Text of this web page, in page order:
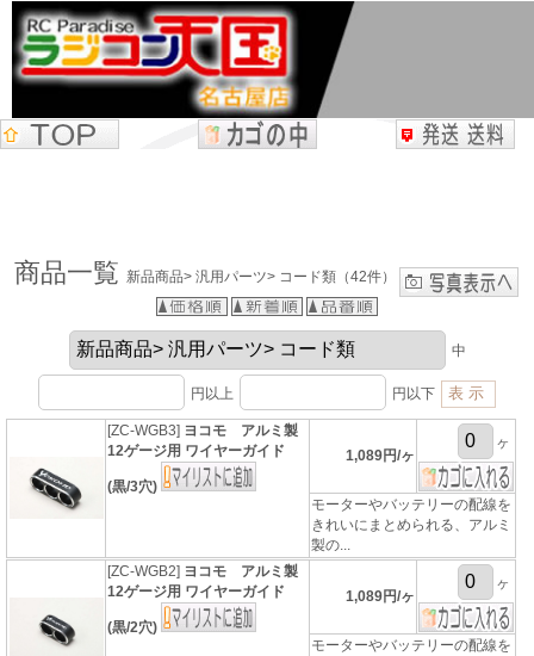
商品一覧 新品商品> 汎用パーツ> コード類（42件）
中
円以上 円以下
[ZC-WGB3] ヨコモ アルミ製
12ゲージ用 ワイヤーガイド
(黒/3穴)
1,089円/ヶ
ヶ
モーターやバッテリーの配線を
きれいにまとめられる、アルミ
製の...
[ZC-WGB2] ヨコモ アルミ製
12ゲージ用 ワイヤーガイド
(黒/2穴)
1,089円/ヶ
ヶ
モーターやバッテリーの配線を